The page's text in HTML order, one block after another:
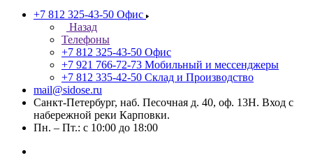
+7 812 325-43-50 Офис
Назад
Телефоны
+7 812 325-43-50 Офис
+7 921 766-72-73 Мобильный и мессенджеры
+7 812 335-42-50 Склад и Производство
mail@sidose.ru
Санкт-Петербург, наб. Песочная д. 40, оф. 13Н. Вход с
набережной реки Карповки.
Пн. – Пт.: с 10:00 до 18:00